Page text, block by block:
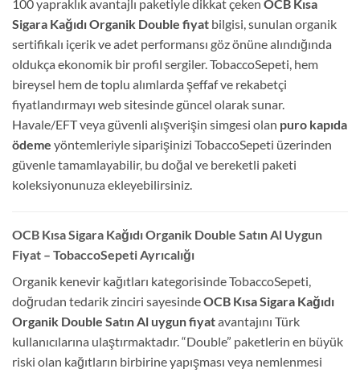
100 yapraklık avantajlı paketiyle dikkat çeken OCB Kısa
Sigara Kağıdı Organik Double fiyat bilgisi, sunulan organik
sertifikalı içerik ve adet performansı göz önüne alındığında
oldukça ekonomik bir profil sergiler. TobaccoSepeti, hem
bireysel hem de toplu alımlarda şeffaf ve rekabetçi
fiyatlandırmayı web sitesinde güncel olarak sunar.
Havale/EFT veya güvenli alışverişin simgesi olan puro kapıda
ödeme yöntemleriyle siparişinizi TobaccoSepeti üzerinden
güvenle tamamlayabilir, bu doğal ve bereketli paketi
koleksiyonunuza ekleyebilirsiniz.
OCB Kısa Sigara Kağıdı Organik Double Satın Al Uygun
Fiyat – TobaccoSepeti Ayrıcalığı
Organik kenevir kağıtları kategorisinde TobaccoSepeti,
doğrudan tedarik zinciri sayesindeOCB Kısa Sigara Kağıdı
Organik Double Satın Al uygun fiyatavantajını Türk
kullanıcılarına ulaştırmaktadır. “Double” paketlerin en büyük
riski olan kağıtların birbirine yapışması veya nemlenmesi